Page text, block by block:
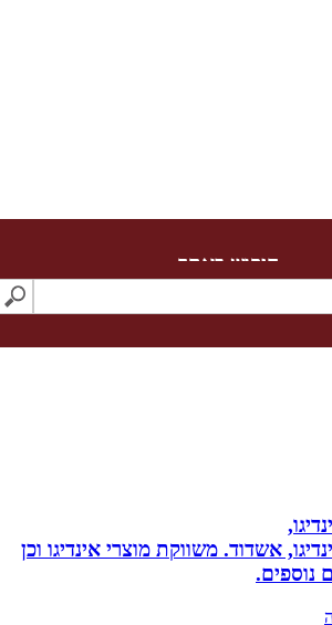
חיפוש באתר
אשדוד. משווקת מוצרי אינדיגו וכן